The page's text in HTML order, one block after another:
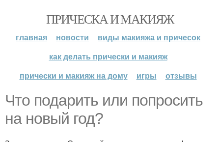
ПРИЧЕСКА И МАКИЯЖ
главная новости
виды макияжа и причесок
как делать прически и макияж
прически и макияж на дому
игры отзывы
Что подарить или попросить
на новый год?